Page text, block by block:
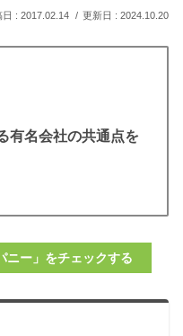
2017.02.14 2024.10.20
有名会社の共通点を
ニー」をチェックする